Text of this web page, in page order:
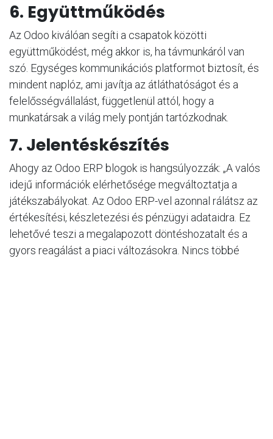
6. Együttműködés
Az Odoo kiválóan segíti a csapatok közötti
együttműködést, még akkor is, ha távmunkáról van
szó. Egységes kommunikációs platformot biztosít, és
mindent naplóz, ami javítja az átláthatóságot és a
felelősségvállalást, függetlenül attól, hogy a
munkatársak a világ mely pontján tartózkodnak.
7. Jelentéskészítés
Ahogy az Odoo ERP blogok is hangsúlyozzák: „A valós
idejű információk elérhetősége megváltoztatja a
játékszabályokat. Az Odoo ERP-vel azonnal rálátsz az
értékesítési, készletezési és pénzügyi adataidra. Ez
lehetővé teszi a megalapozott döntéshozatalt és a
gyors reagálást a piaci változásokra. Nincs többé